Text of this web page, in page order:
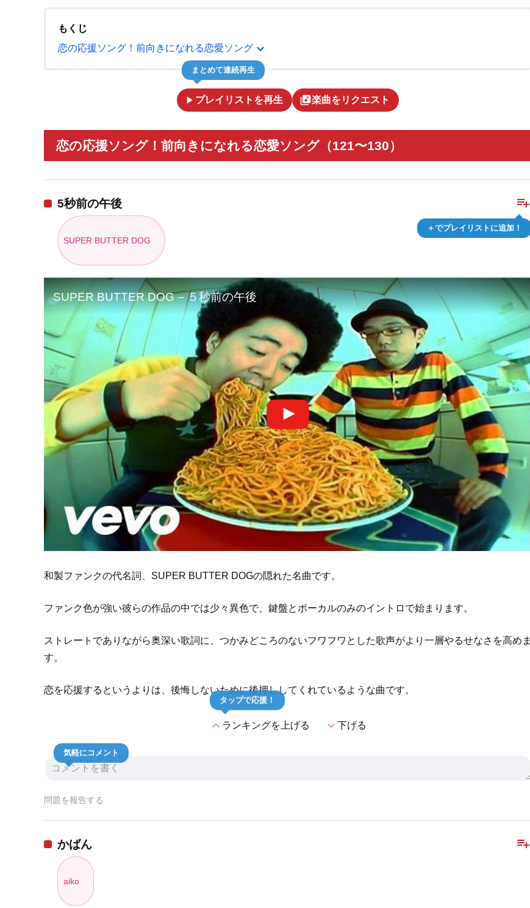
もくじ
恋の応援ソング！前向きになれる恋愛ソング expand_more
play_arrow プレイリストを再生
まとめて連続再生
library_music楽曲をリクエスト
恋の応援ソング！前向きになれる恋愛ソング（121〜130）
playlist_add
＋でプレイリストに追加！
5秒前の午後
SUPER BUTTER DOG
SUPER BUTTER DOG – ５秒前の午後
和製ファンクの代名詞、SUPER BUTTER DOGの隠れた名曲です。
ファンク色が強い彼らの作品の中では少々異色で、鍵盤とボーカルのみのイントロで始まります。
ストレートでありながら奥深い歌詞に、つかみどころのないフワフワとした歌声がより一層やるせなさを高めま
す。
恋を応援するというよりは、後悔しないために後押ししてくれているような曲です。
expand_lessランキングを上げる
タップで応援！
expand_more下げる
気軽にコメント
問題を報告する
playlist_add
かばん
aiko